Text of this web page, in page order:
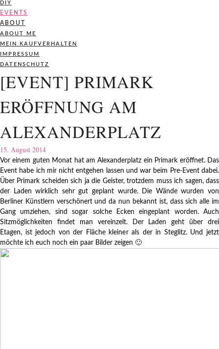
DIY
EVENTS
ABOUT
ABOUT ME
MEIN KAUFVERHALTEN
IMPRESSUM
DATENSCHUTZ
[EVENT] PRIMARK
ERÖFFNUNG AM
ALEXANDERPLATZ
15. August 2014
Vor einem guten Monat hat am Alexanderplatz ein Primark eröffnet. Das
Event habe ich mir nicht entgehen lassen und war beim Pre-Event dabei.
Über Primark scheiden sich ja die Geister, trotzdem muss ich sagen, dass
der Laden wirklich sehr gut geplant wurde. Die Wände wurden von
Berliner Künstlern verschönert und da nun bekannt ist, dass sich alle im
Gang umziehen, sind sogar solche Ecken eingeplant worden. Auch
Sitzmöglichkeiten findet man vereinzelt. Der Laden geht über drei
Etagen, ist jedoch von der Fläche kleiner als der in Steglitz. Und jetzt
möchte ich euch noch ein paar Bilder zeigen 🙂